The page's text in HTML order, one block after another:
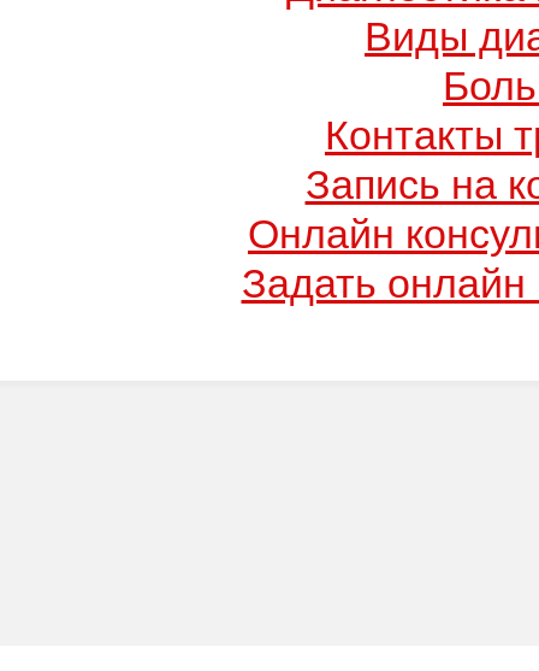
Виды
Контакты
Запись на
Онлайн
Задать онлайн